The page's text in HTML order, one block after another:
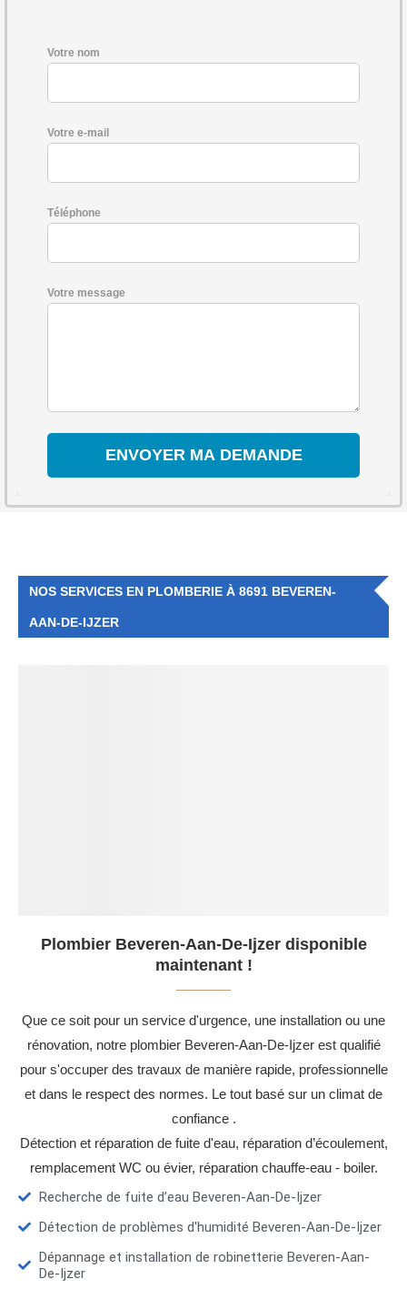
Votre nom
Votre e-mail
Téléphone
Votre message
NOS SERVICES EN PLOMBERIE À 8691 BEVEREN-
AAN-DE-IJZER
Plombier Beveren-Aan-De-Ijzer disponible
maintenant !
Que ce soit pour un service d'urgence, une installation ou une
rénovation, notre plombier Beveren-Aan-De-Ijzer est qualifié
pour s'occuper des travaux de manière rapide, professionnelle
et dans le respect des normes. Le tout basé sur un climat de
confiance .
Détection et réparation de fuite d'eau, réparation d’écoulement,
remplacement WC ou évier, réparation chauffe-eau - boiler.
Recherche de fuite d’eau Beveren-Aan-De-Ijzer
Détection de problèmes d'humidité Beveren-Aan-De-Ijzer
Dépannage et installation de robinetterie Beveren-Aan-
De-Ijzer